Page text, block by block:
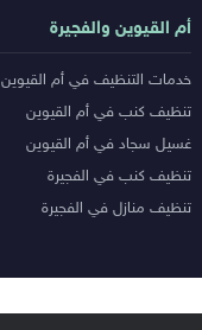
أم القيوين والفجيرة
خدمات التنظيف في أم القيوين
تنظيف كنب في أم القيوين
غسيل سجاد في أم القيوين
تنظيف كنب في الفجيرة
تنظيف منازل في الفجيرة